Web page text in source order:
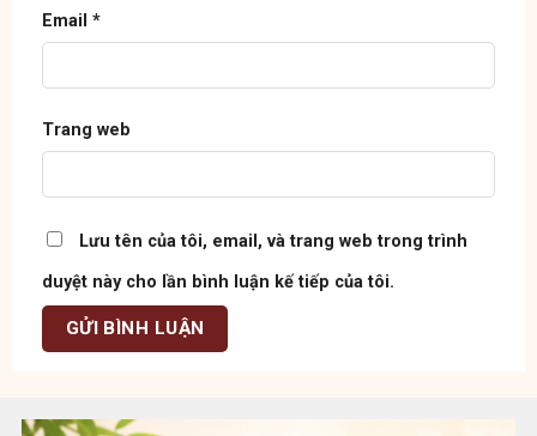
Email *
Trang web
Lưu tên của tôi, email, và trang web trong trình
duyệt này cho lần bình luận kế tiếp của tôi.